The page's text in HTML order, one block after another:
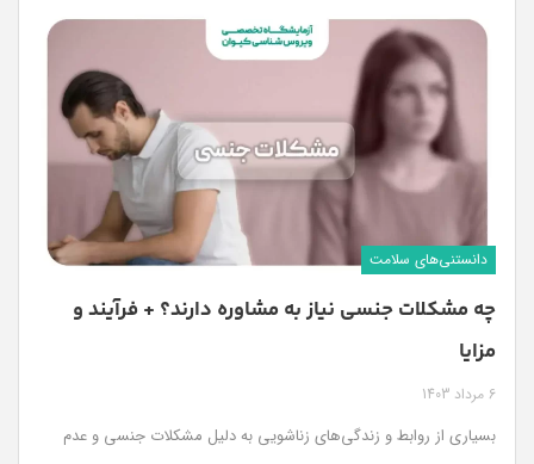
دانستنی‌های سلامت
چه مشکلات جنسی نیاز به مشاوره دارند؟ + فرآیند و
مزایا
6 مرداد 1403
بسیاری از روابط و زندگی‌های زناشویی به دلیل مشکلات جنسی و عدم